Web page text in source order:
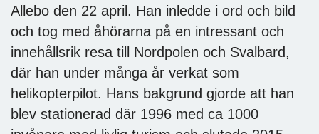
Allebo den 22 april. Han inledde i ord och bild
och tog med åhörarna på en intressant och
innehållsrik resa till Nordpolen och Svalbard,
där han under många år verkat som
helikopterpilot. Hans bakgrund gjorde att han
blev stationerad där 1996 med ca 1000